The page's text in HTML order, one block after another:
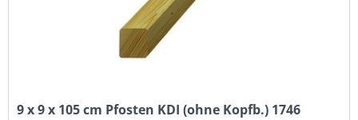
9 x 9 x 105 cm Pfosten KDI (ohne Kopfb.) 1746